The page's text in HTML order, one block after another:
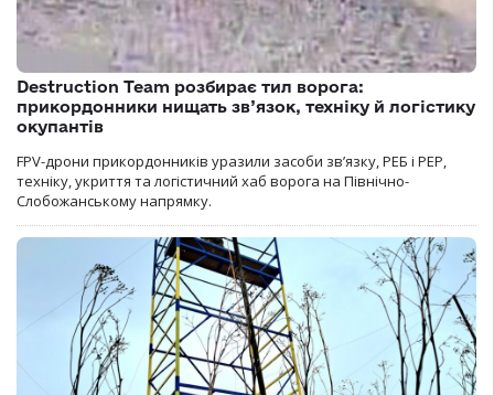
Destruction Team розбирає тил ворога:
прикордонники нищать зв’язок, техніку й логістику
окупантів
FPV-дрони прикордонників уразили засоби зв’язку, РЕБ і РЕР,
техніку, укриття та логістичний хаб ворога на Північно-
Слобожанському напрямку.